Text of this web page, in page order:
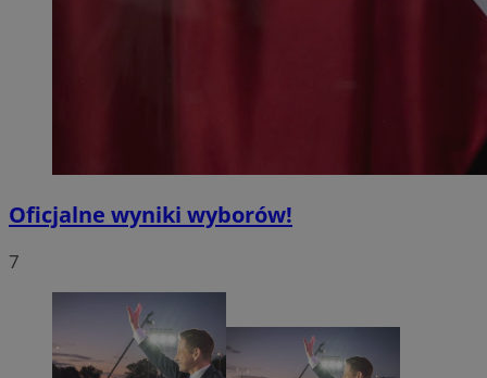
Oficjalne wyniki wyborów!
7